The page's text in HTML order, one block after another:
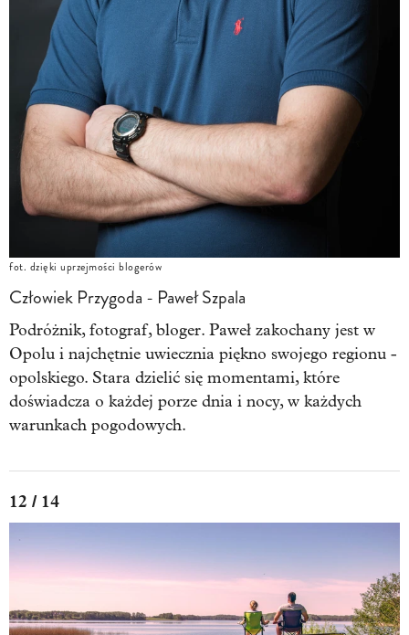
fot. dzięki uprzejmości blogerów
Człowiek Przygoda - Paweł Szpala
Podróżnik, fotograf, bloger. Paweł zakochany jest w
Opolu i najchętnie uwiecznia piękno swojego regionu -
opolskiego. Stara dzielić się momentami, które
doświadcza o każdej porze dnia i nocy, w każdych
warunkach pogodowych.
12 / 14